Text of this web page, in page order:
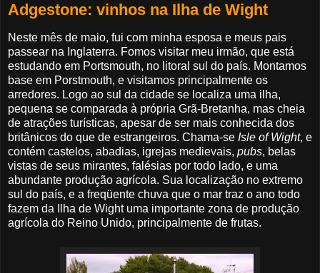
Adgestone: vinhos na Ilha de Wight
Neste mês de maio, fui com minha esposa e meus pais
passear na Inglaterra. Fomos visitar meu irmão, que está
estudando em Portsmouth, no litoral sul do país. Montamos
base em Porstmouth, e visitamos principalmente os
arredores. Logo ao sul da cidade se localiza uma ilha,
pequena se comparada à própria Grã-Bretanha, mas cheia
de atrações turísticas, apesar de ser mais conhecida dos
britânicos do que de estrangeiros. Chama-se Isle of Wight, e
contém castelos, abadias, igrejas medievais, pubs, belas
vistas de seus mirantes, falésias por todo lado, e uma
abundante produção agrícola. Sua localização no extremo
sul do país, e a freqüente chuva que o mar traz o ano todo
fazem da Ilha de Wight uma importante zona de produção
agrícola do Reino Unido, principalmente de frutas.